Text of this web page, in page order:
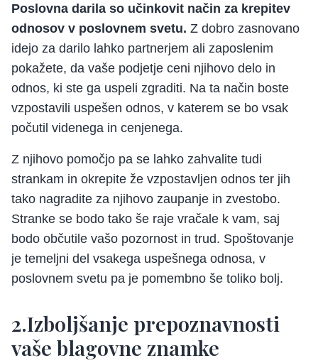
Poslovna darila so učinkovit način za krepitev
odnosov v poslovnem svetu. Z dobro zasnovano
idejo za darilo lahko partnerjem ali zaposlenim
pokažete, da vaše podjetje ceni njihovo delo in
odnos, ki ste ga uspeli zgraditi. Na ta način boste
vzpostavili uspešen odnos, v katerem se bo vsak
počutil videnega in cenjenega.
Z njihovo pomočjo pa se lahko zahvalite tudi
strankam in okrepite že vzpostavljen odnos ter jih
tako nagradite za njihovo zaupanje in zvestobo.
Stranke se bodo tako še raje vračale k vam, saj
bodo občutile vašo pozornost in trud. Spoštovanje
je temeljni del vsakega uspešnega odnosa, v
poslovnem svetu pa je pomembno še toliko bolj.
2.Izboljšanje prepoznavnosti
vaše blagovne znamke